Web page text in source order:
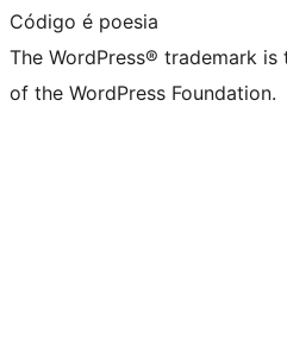
Código é poesia
The WordPress® trademark
of the WordPress Foundation.